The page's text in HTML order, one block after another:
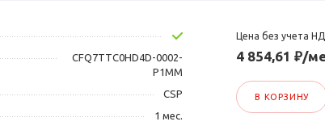
CFQ7TTC0HD4D-0002-
P1MM
CSP
1 мес.
Цена без учета
4 854,61 ₽/
В КОРЗИНУ